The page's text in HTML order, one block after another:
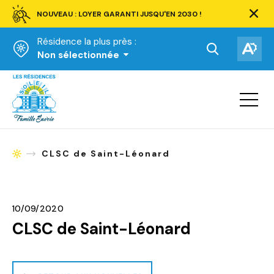
NOUVEAU : LOYER GARANTI JUSQU'EN 2030 !
barre
Résidence la plus près :
Non sélectionnée
Ouvrir
la
recherche.
la
Accueil
Ouvrir
la
AccueilCLSC de Saint-Léonard
10/09/2020
CLSC de Saint-Léonard